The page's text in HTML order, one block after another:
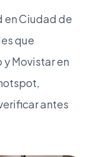
en Ciudad de
que
y Movistar en
antes